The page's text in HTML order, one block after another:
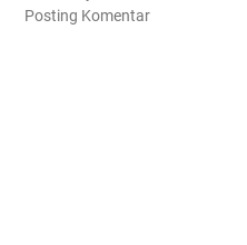
Posting Komentar